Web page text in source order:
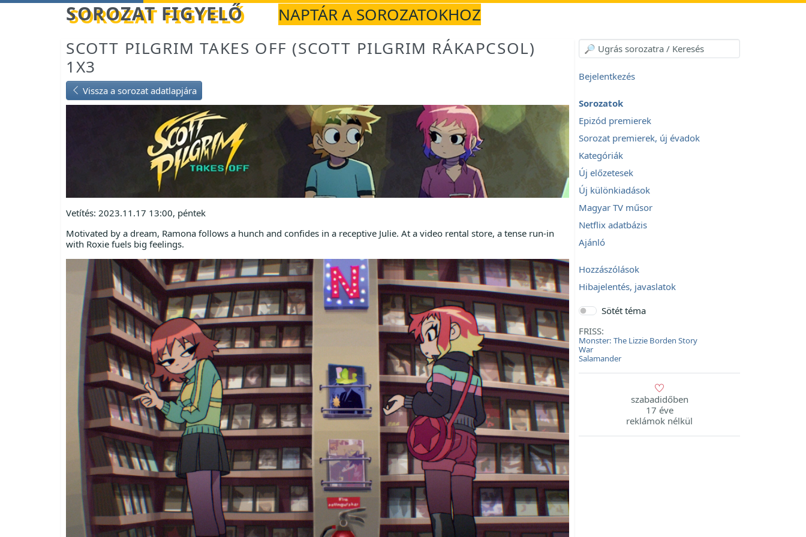
Betöltés... SOROZAT FIGYELŐ
NAPTÁR A SOROZATOKHOZ
SCOTT PILGRIM TAKES OFF (SCOTT PILGRIM RÁKAPCSOL)
1X3
Vissza a sorozat adatlapjára
Vetítés: 2023.11.17 13:00, péntek
Motivated by a dream, Ramona follows a hunch and confides in a receptive Julie. At a video rental store, a tense run-in
with Roxie fuels big feelings.
Bejelentkezés
Sorozatok
Epizód premierek
Sorozat premierek, új évadok
Kategóriák
Új előzetesek
Új különkiadások
Magyar TV műsor
Netflix adatbázis
Ajánló
Hozzászólások
Hibajelentés, javaslatok
Sötét téma
FRISS:
Monster: The Lizzie Borden Story
War
Salamander
szabadidőben
17 éve
reklámok nélkül